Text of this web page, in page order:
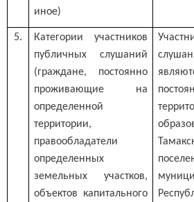
иное)
5.
Категории участников
публичных слушаний
(граждане, постоянно
проживающие на
определенной
территории,
правообладатели
определенных
земельных участков,
объектов капитального